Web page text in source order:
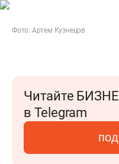
Фото: Артем Кузнецов
Читайте
в Telegram